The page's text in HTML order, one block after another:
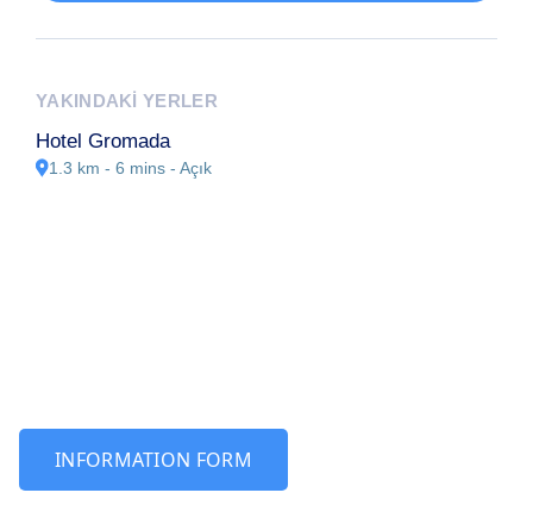
YAKINDAKI YERLER
Hotel Gromada
1.3 km - 6 mins- Açık
INFORMATION FORM